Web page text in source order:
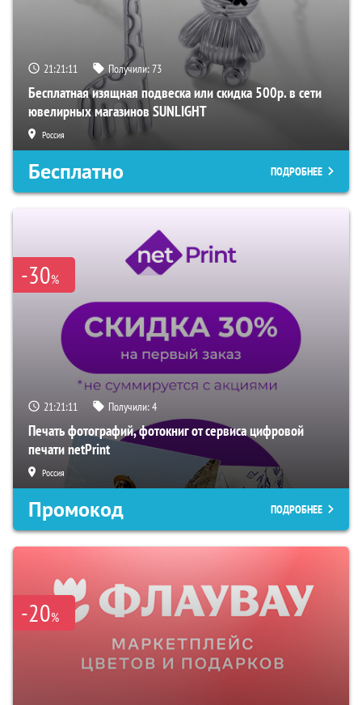
21:21:10 Получили:73
Бесплатная изящная подвеска или скидка 500р. в сети
ювелирных магазинов SUNLIGHT
Россия
Бесплатно ПОДРОБНЕЕ
-30%
21:21:10 Получили:4
Печать фотографий, фотокниг от сервиса цифровой
печати netPrint
Россия
Промокод ПОДРОБНЕЕ
-20%